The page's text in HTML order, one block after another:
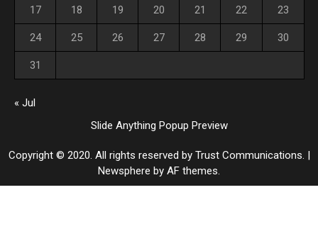
17 18 19 20 21 22 23
24 25 26 27 28 29 30
31
« Jul
Slide Anything Popup Preview
Copyright © 2020. All rights reserved by Trust Communications. |
Newsphere by AF themes.